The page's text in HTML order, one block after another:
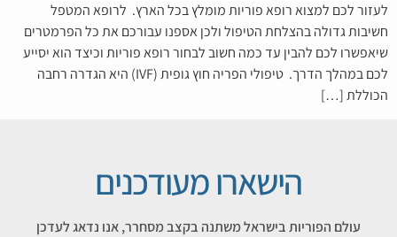
לעזור לכם למצוא רופא פוריות מומלץ בכל הארץ. לרופא המטפל
חשיבות גדולה בהצלחת הטיפול ולכן אספנו עבורכם את כל הפרמטרים
שיאפשרו לכם להבין עד כמה חשוב לבחור רופא פוריות וכיצד הוא יסייע
לכם במהלך הדרך. טיפולי הפריה חוץ גופית (IVF) היא הגדרה רחבה
הכוללת […]
הישארו מעודכנים
עולם הפוריות בישראל משתנה בקצב מסחרר, אנו נדאג לעדכן